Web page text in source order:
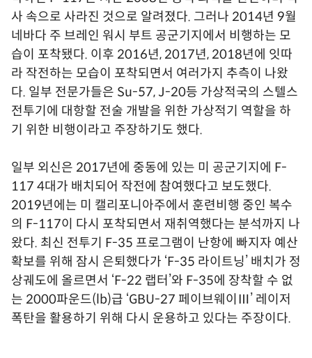
사 속으로 사라진 것으로 알려졌다. 그러나 2014년 9월
네바다 주 브레인 워시 부트 공군기지에서 비행하는 모
습이 포착됐다. 이후 2016년, 2017년, 2018년에 잇따
라 작전하는 모습이 포착되면서 여러가지 추측이 나왔
다. 일부 전문가들은 Su-57, J-20등 가상적국의 스텔스
전투기에 대항할 전술 개발을 위한 가상적기 역할을 하
기 위한 비행이라고 주장하기도 했다.
일부 외신은 2017년에 중동에 있는 미 공군기지에 F-
117 4대가 배치되어 작전에 참여했다고 보도했다.
2019년에는 미 캘리포니아주에서 훈련비행 중인 복수
의 F-117이 다시 포착되면서 재취역했다는 분석까지 나
왔다. 최신 전투기 F-35 프로그램이 난항에 빠지자 예산
확보를 위해 잠시 은퇴했다가 ‘F-35 라이트닝’ 배치가 정
상궤도에 올르면서 ‘F-22 랩터’와 F-35에 장착할 수 없
는 2000파운드(lb)급 ‘GBU-27 페이브웨이Ⅲ’ 레이저
폭탄을 활용하기 위해 다시 운용하고 있다는 주장이다.